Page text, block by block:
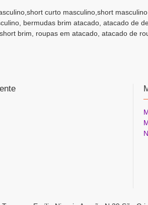
curto masculino,short
bermudas brim atacado, atacado de
brim, roupas em atacado, atacado de